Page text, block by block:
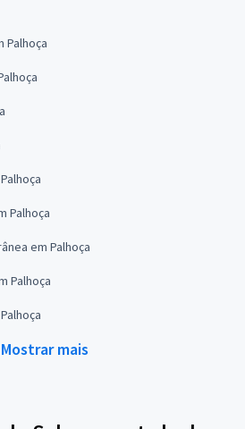
Palhoça
Palhoça
em Palhoça
Palhoça
Mostrar mais